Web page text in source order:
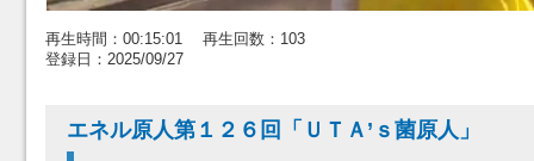
再生時間：00:15:01 再生回数：103
登録日：2025/09/27
エネル原人第１２６回「ＵＴＡ’ｓ菌原人」